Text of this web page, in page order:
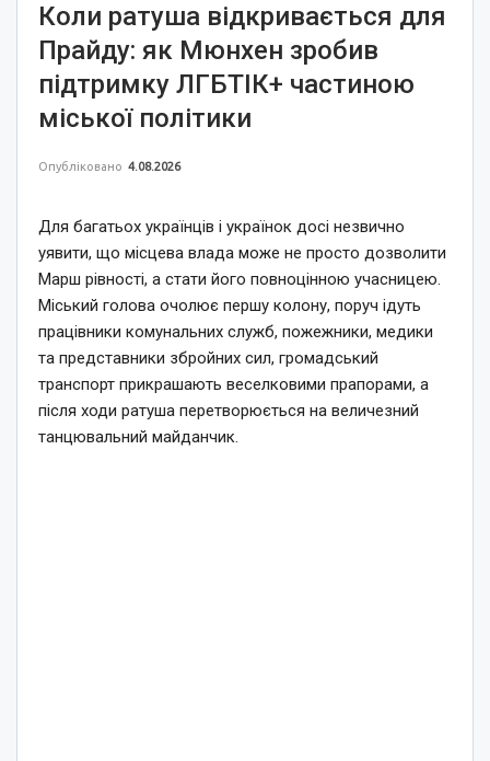
Коли ратуша відкривається для
Прайду: як Мюнхен зробив
підтримку ЛГБТІК+ частиною
міської політики
Опубліковано 4.08.2026
Для багатьох українців і українок досі незвично
уявити, що місцева влада може не просто дозволити
Марш рівності, а стати його повноцінною учасницею.
Міський голова очолює першу колону, поруч ідуть
працівники комунальних служб, пожежники, медики
та представники збройних сил, громадський
транспорт прикрашають веселковими прапорами, а
після ходи ратуша перетворюється на величезний
танцювальний майданчик.